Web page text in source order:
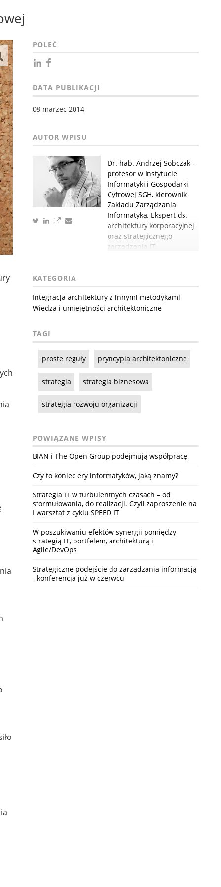
POLEĆ
DATA PUBLIKACJI
08 marzec 2014
Dr. hab. Andrzej Sobczak -
profesor w Instytucie
Informatyki i Gospodarki
Cyfrowej SGH, kierownik
Zakładu Zarządzania
Informatyką. Ekspert ds.
architektury korporacyjnej
oraz strategicznego
zarządzania IT.
KATEGORIA
Integracja architektury z innymi metodykami
Wiedza i umiejętności architektoniczne
TAGI
proste reguły pryncypia architektoniczne
strategia strategia biznesowa
strategia rozwoju organizacji
POWIĄZANE WPISY
BIAN i The Open Group podejmują współpracę
Czy to koniec ery informatyków, jaką znamy?
Strategia IT w turbulentnych czasach – od
sformułowania, do realizacji. Czyli zaproszenie na
I warsztat z cyklu SPEED IT
W poszukiwaniu efektów synergii pomiędzy
strategią IT, portfelem, architekturą i
Agile/DevOps
Strategiczne podejście do zarządzania informacją
- konferencja już w czerwcu